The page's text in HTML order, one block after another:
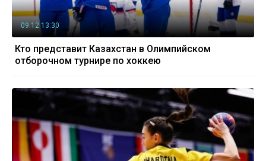
09.12 13:30
Кто представит Казахстан в Олимпийском
отборочном турнире по хоккею